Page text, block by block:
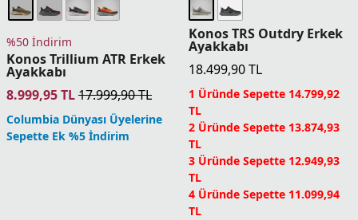
%50 İndirim
Konos Trillium ATR Erkek
Ayakkabı
8.999,95TL17.999,90TL
Columbia Dünyası Üyelerine
Sepette Ek %5 İndirim
Konos TRS Outdry Erkek
Ayakkabı
18.499,90TL
1 Üründe Sepette 14.799,92
TL
2 Üründe Sepette 13.874,93
TL
3 Üründe Sepette 12.949,93
TL
4 Üründe Sepette 11.099,94
TL